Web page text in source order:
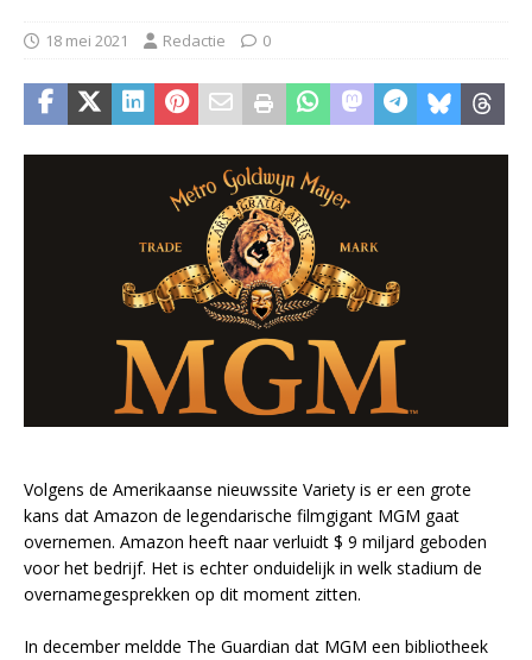
18 mei 2021 Redactie 0
Volgens de Amerikaanse nieuwssite Variety is er een grote
kans dat Amazon de legendarische filmgigant MGM gaat
overnemen. Amazon heeft naar verluidt $ 9 miljard geboden
voor het bedrijf. Het is echter onduidelijk in welk stadium de
overnamegesprekken op dit moment zitten.
In december meldde The Guardian dat MGM een bibliotheek